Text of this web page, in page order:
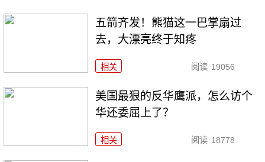
五箭齐发！熊猫这一巴掌扇过
去，大漂亮终于知疼
相关 阅读 19056
美国最狠的反华鹰派，怎么访个
华还委屈上了？
相关 阅读 18778